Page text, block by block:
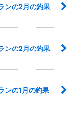
ンの2月の釣果
ンの2月の釣果
ンの1月の釣果